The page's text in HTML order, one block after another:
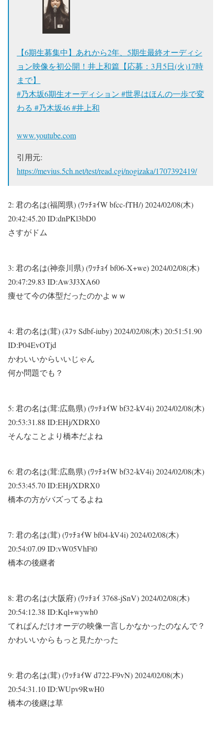
【6期生募集中】あれから2年、5期生最終オーディシ
ョン映像を初公開！井上和篇【応募：3月5日(火)17時
まで】
#乃木坂6期生オーディション #世界はほんの一歩で変
わる #乃木坂46 #井上和
www.youtube.com
引用元:
https://mevius.5ch.net/test/read.cgi/nogizaka/1707392419/
2: 君の名は(福岡県) (ﾜｯﾁｮｲW bfcc-fTH/)2024/02/08(木)
20:42:45.20 ID:dnPKl3bD0
さすがドム
3: 君の名は(神奈川県) (ﾜｯﾁｮｲ bf06-X+we)2024/02/08(木)
20:47:29.83 ID:Aw3J3XA60
痩せて今の体型だったのかよｗｗ
4: 君の名は(茸) (ｽﾌｯ Sdbf-iuby)2024/02/08(木) 20:51:51.90
ID:P04EvOTjd
かわいいからいいじゃん
何か問題でも？
5: 君の名は(茸:広島県) (ﾜｯﾁｮｲW bf32-kV4i)2024/02/08(木)
20:53:31.88 ID:EHj/XDRX0
そんなことより橋本だよね
6: 君の名は(茸:広島県) (ﾜｯﾁｮｲW bf32-kV4i)2024/02/08(木)
20:53:45.70 ID:EHj/XDRX0
橋本の方がバズってるよね
7: 君の名は(茸) (ﾜｯﾁｮｲW bf04-kV4i)2024/02/08(木)
20:54:07.09 ID:vW05VhFt0
橋本の後継者
8: 君の名は(大阪府) (ﾜｯﾁｮｲ 3768-jSnV)2024/02/08(木)
20:54:12.38 ID:Kql+wywh0
てれぱんだけオーデの映像一言しかなかったのなんで？
かわいいからもっと見たかった
9: 君の名は(茸) (ﾜｯﾁｮｲW d722-F9vN)2024/02/08(木)
20:54:31.10 ID:WUpv9RwH0
橋本の後継は草